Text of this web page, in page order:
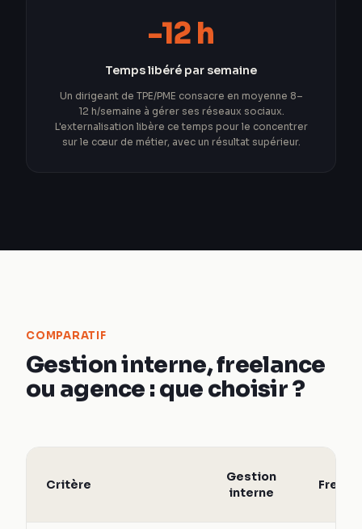
-12 h
Temps libéré par semaine
Un dirigeant de TPE/PME consacre en moyenne 8–
12 h/semaine à gérer ses réseaux sociaux.
L'externalisation libère ce temps pour le concentrer
sur le cœur de métier, avec un résultat supérieur.
COMPARATIF
Gestion interne, freelance
ou agence : que choisir ?
Critère
Gestion
interne